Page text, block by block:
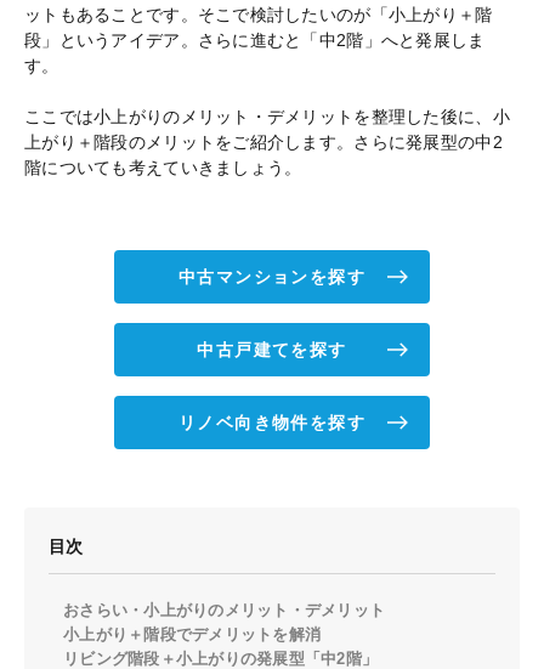
ットもあることです。そこで検討したいのが「小上がり＋階
段」というアイデア。さらに進むと「中2階」へと発展しま
す。
ここでは小上がりのメリット・デメリットを整理した後に、小
上がり＋階段のメリットをご紹介します。さらに発展型の中2
階についても考えていきましょう。
中古マンションを探す
中古戸建てを探す
リノベ向き物件を探す
目次
おさらい・小上がりのメリット・デメリット
小上がり＋階段でデメリットを解消
リビング階段＋小上がりの発展型「中2階」